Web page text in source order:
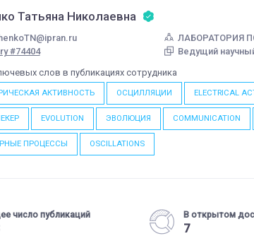
Татьяна Николаевна
#74404
ЛАБОРАТОРИЯ
Ведущий
слов в публикациях сотрудника
АКТИВНОСТЬ ОСЦИЛЛЯЦИИ ELECTRICAL
EVOLUTION ЭВОЛЮЦИЯ COMMUNICATION
ПРОЦЕССЫ OSCILLATIONS
число публикаций В открытом
7